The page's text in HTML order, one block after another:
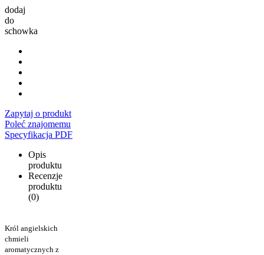
dodaj
do
schowka
Zapytaj o produkt
Poleć znajomemu
Specyfikacja PDF
Opis
produktu
Recenzje
produktu
(0)
Król angielskich
chmieli
aromatycznych z